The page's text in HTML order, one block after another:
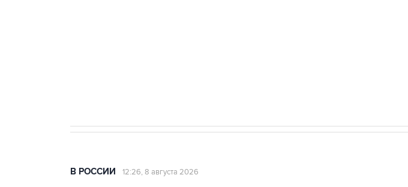
В РОССИИ 12:26, 8 августа 2026